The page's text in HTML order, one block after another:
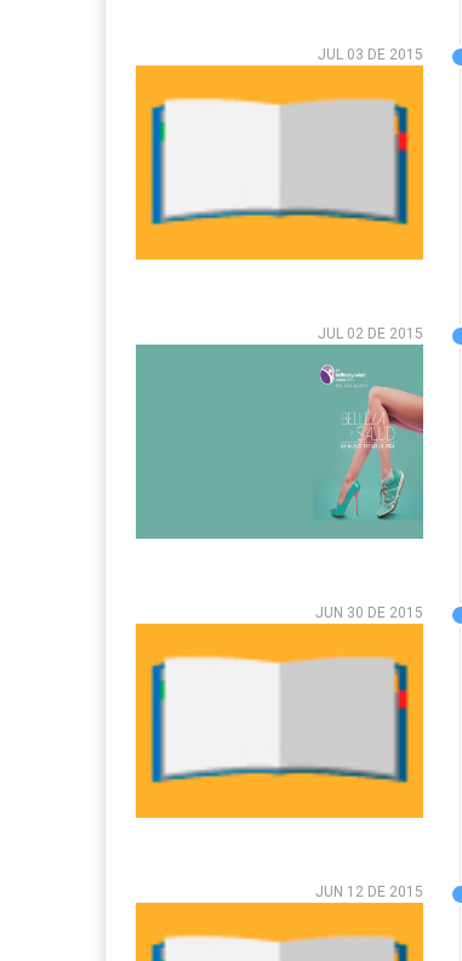
JUL 03 DE 2015
JUL 02 DE 2015
JUN 30 DE 2015
JUN 12 DE 2015